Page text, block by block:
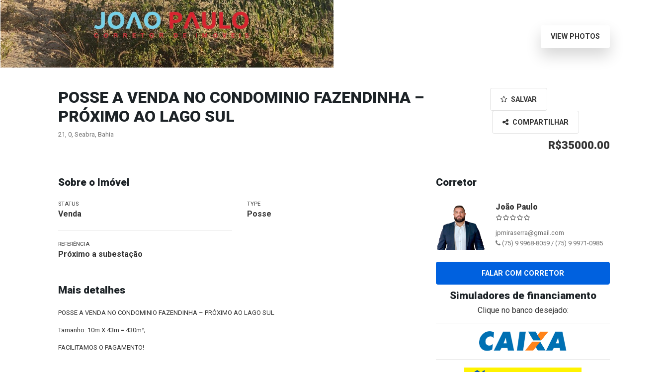
VIEW PHOTOS
POSSE A VENDA NO CONDOMINIO FAZENDINHA –
PRÓXIMO AO LAGO SUL
21, 0, Seabra, Bahia
SALVAR
COMPARTILHAR
R$35000.00
Sobre o Imóvel
STATUS
Venda
TYPE
Posse
REFERÊNCIA
Próximo a subestação
Mais detalhes
POSSE A VENDA NO CONDOMINIO FAZENDINHA – PRÓXIMO AO LAGO SUL
Tamanho: 10m X 43m = 430m²;
FACILITAMOS O PAGAMENTO!
Corretor
João Paulo
jpmiraserra@gmail.com
(75) 9 9968-8059 / (75) 9 9971-0985
FALAR COM CORRETOR
Simuladores de financiamento
Clique no banco desejado: